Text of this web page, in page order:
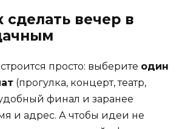
сделать вечер в
просто: выберите один
(прогулка, концерт, театр,
финал и заранее
и адрес. А чтобы идеи не